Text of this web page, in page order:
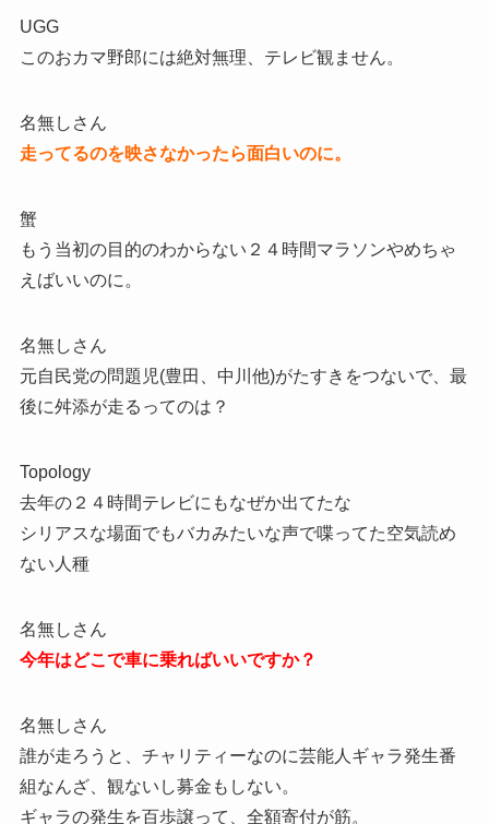
UGG
このおカマ野郎には絶対無理、テレビ観ません。
名無しさん
走ってるのを映さなかったら面白いのに。
蟹
もう当初の目的のわからない２４時間マラソンやめちゃ
えばいいのに。
名無しさん
元自民党の問題児(豊田、中川他)がたすきをつないで、最
後に舛添が走るってのは？
Topology
去年の２４時間テレビにもなぜか出てたな
シリアスな場面でもバカみたいな声で喋ってた空気読め
ない人種
名無しさん
今年はどこで車に乗ればいいですか？
名無しさん
誰が走ろうと、チャリティーなのに芸能人ギャラ発生番
組なんざ、観ないし募金もしない。
ギャラの発生を百歩譲って、全額寄付が筋。